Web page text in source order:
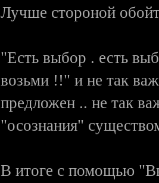
Лучше стороной
"Есть выбор . есть
возьми !!" и не так
предложен .. не так
"осознания"
В итоге с помощью